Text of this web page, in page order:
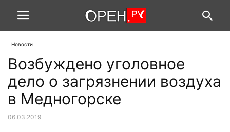
Новости
Возбуждено уголовное
дело о загрязнении воздуха
в Медногорске
06.03.2019